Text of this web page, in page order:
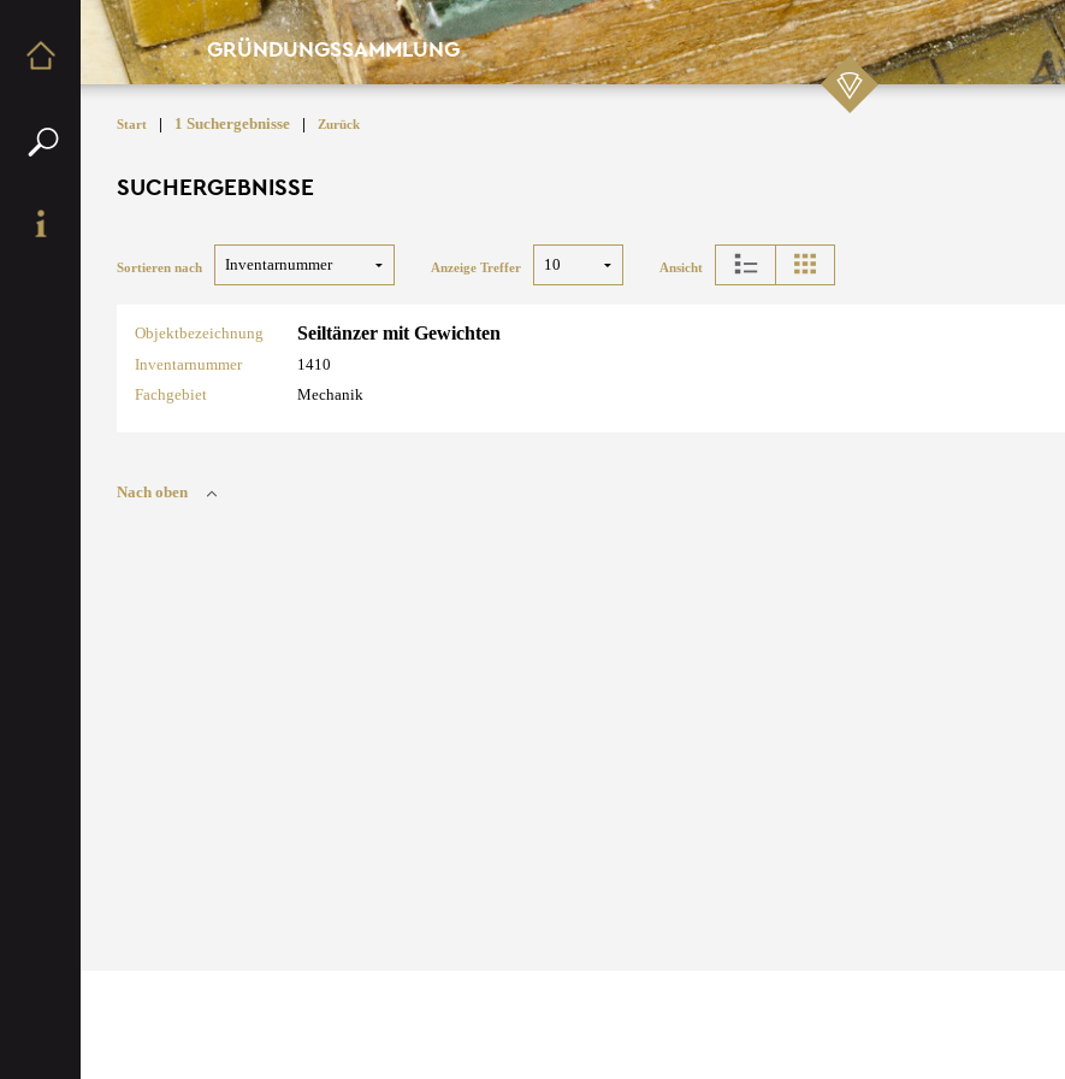
GRÜNDUNGSSAMMLUNG
Start | 1 Suchergebnisse | Zurück
SUCHERGEBNISSE
Sortieren nach Anzeige Treffer Ansicht
Objektbezeichnung Seiltänzer mit Gewichten
Inventarnummer
1410
Fachgebiet
Mechanik
Nach oben